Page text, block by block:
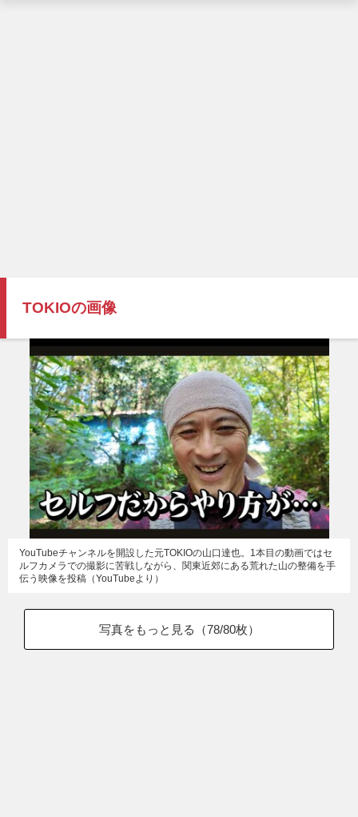
TOKIOの画像
YouTubeチャンネルを開設した元TOKIOの山口達也。1本目の動画ではセ
ルフカメラでの撮影に苦戦しながら、関東近郊にある荒れた山の整備を手
伝う映像を投稿（YouTubeより）
写真をもっと見る（78/80枚）